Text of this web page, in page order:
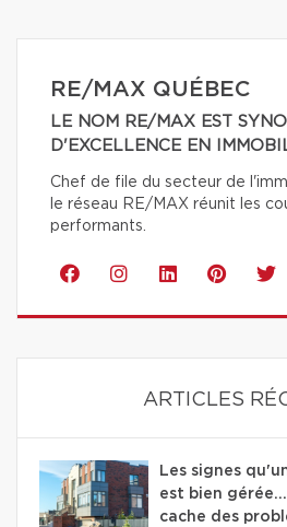
RE/MAX QUÉBEC
LE NOM RE/MAX EST
D'EXCELLENCE EN
Chef de file du secteur de
le réseau RE/MAX réunit les
performants.
ARTICLES
Les signes
est bien
cache des